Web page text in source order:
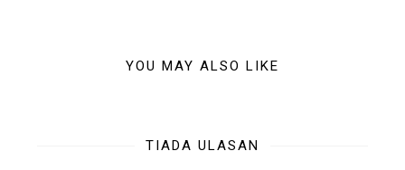
YOU MAY ALSO LIKE
TIADA ULASAN